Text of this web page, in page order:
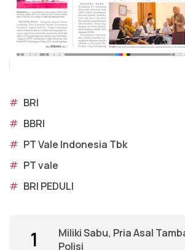
# BRI
# BBRI
# PT Vale Indonesia Tbk
# PT vale
# BRI PEDULI
1
Miliki Sabu, Pria Asal
Polisi